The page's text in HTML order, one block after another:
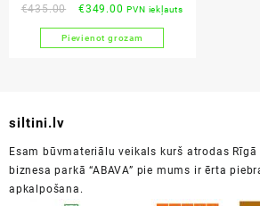
€435.00
Original
price
was:
€349.00 Current
price
is:
PVN iekļauts
Pievienot grozam
siltini.lv
Esam būvmateriālu veikals kurš atrodas
biznesa parkā “ABAVA” pie mums ir ērta
apkalpošana.